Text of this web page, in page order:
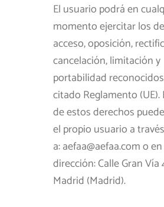
El usuario podrá en
momento ejercitar los
acceso, oposición,
cancelación, limitación y
portabilidad
citado Reglamento (UE).
de estos derechos
el propio usuario a
a: aefaa@aefaa.com o
dirección: Calle Gran Vía
Madrid (Madrid).